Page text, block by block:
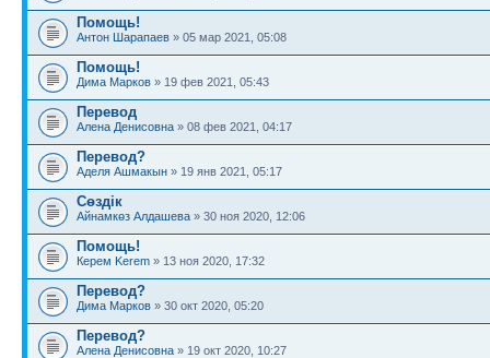
Помощь!
Антон Шарапаев » 05 мар 2021, 05:08
Помощь!
Дима Марков » 19 фев 2021, 05:43
Перевод
Алена Денисовна » 08 фев 2021, 04:17
Перевод?
Аделя Ашмакын » 19 янв 2021, 05:17
Сөздік
Айнамкөз Алдашева » 30 ноя 2020, 12:06
Помощь!
Керем Kerem » 13 ноя 2020, 17:32
Перевод?
Дима Марков » 30 окт 2020, 05:20
Перевод?
Алена Денисовна » 19 окт 2020, 10:27